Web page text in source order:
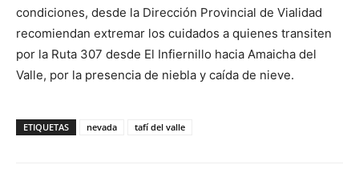
condiciones, desde la Dirección Provincial de Vialidad
recomiendan extremar los cuidados a quienes transiten
por la Ruta 307 desde El Infiernillo hacia Amaicha del
Valle, por la presencia de niebla y caída de nieve.
ETIQUETAS nevada tafí del valle